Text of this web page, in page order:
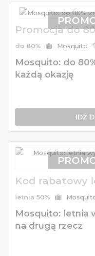
Promocja do
do 80% Mosquito
Mosquito: do
każdą okazję
IDŹ
Kod rabatowy
letnia 50%
Mosquito: letnia
na drugą rzecz